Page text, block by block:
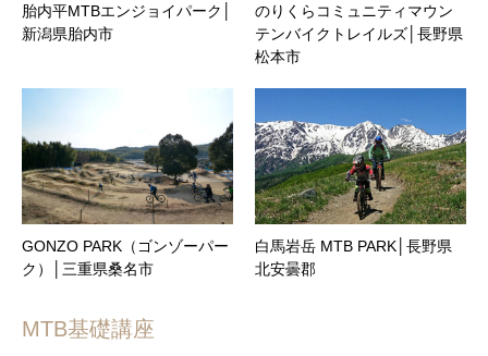
胎内平MTBエンジョイパーク│
新潟県胎内市
のりくらコミュニティマウン
テンバイクトレイルズ│長野県
松本市
GONZO PARK（ゴンゾーパー
ク）│三重県桑名市
白馬岩岳 MTB PARK│長野県
北安曇郡
MTB基礎講座